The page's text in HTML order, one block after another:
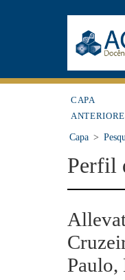
CAPA
Capa >
Perfil
Paulo,